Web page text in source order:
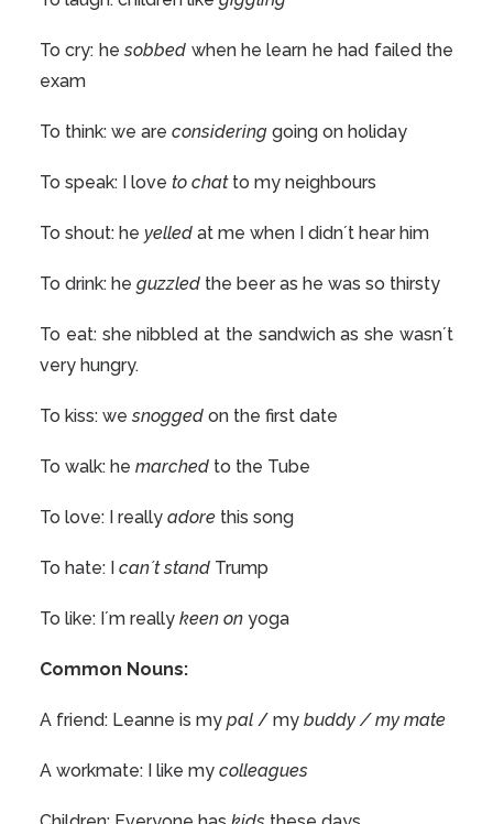
To cry: hesobbed when he learn he had failed the
exam
To think: we are considering going on holiday
To speak: I love to chatto my neighbours
To shout: he yelled at me when I didn´t hear him
To drink: he guzzled the beer as he was so thirsty
To eat: she nibbled at the sandwich as she wasn´t
very hungry.
To kiss: wesnogged on the first date
To walk: he marched to the Tube
To love: I really adore this song
To hate: I can´t stand Trump
To like: I´m really keen on yoga
Common Nouns:
A friend: Leanne is my pal / my buddy / my mate
A workmate: I like my colleagues